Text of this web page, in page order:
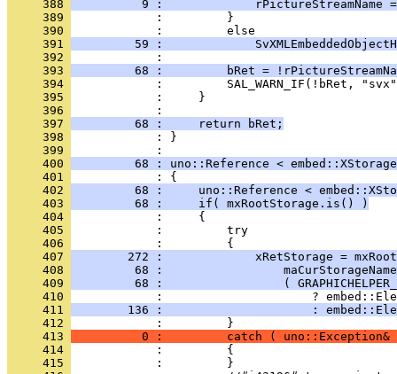
     388
9 :             rPictureStreamName
     389
     390
     391
59 :
     392
     393
68 :         bRet =
     394
     395
     396
     397
         68 :     return bRet;
     398
            : }
     399
     400
68 : uno::Reference <
     401
     402
68 :     uno::Reference <
     403
         68 :     if( mxRootStorage.is() )
     404
     405
     406
     407
272 :             xRetStorage =
     408
68 :
     409
68 :                 (
     410
     411
136 :                     :
     412
     413
0 :         catch ( uno::Exception&
     414
     415